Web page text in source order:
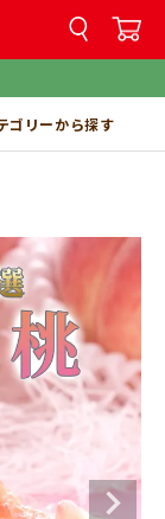
ゴリーから探す